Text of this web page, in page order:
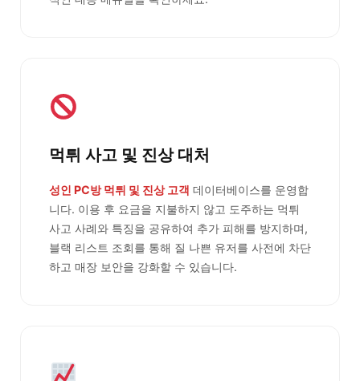
먹튀 사고 및 진상 대처
성인 PC방 먹튀 및 진상 고객 데이터베이스를 운영합
니다. 이용 후 요금을 지불하지 않고 도주하는 먹튀
사고 사례와 특징을 공유하여 추가 피해를 방지하며,
블랙 리스트 조회를 통해 질 나쁜 유저를 사전에 차단
하고 매장 보안을 강화할 수 있습니다.